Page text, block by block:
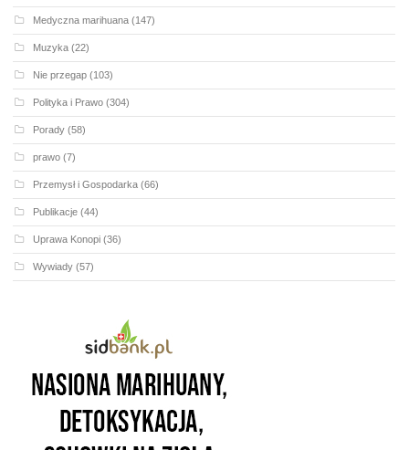
Medyczna marihuana (147)
Muzyka (22)
Nie przegap (103)
Polityka i Prawo (304)
Porady (58)
prawo (7)
Przemysł i Gospodarka (66)
Publikacje (44)
Uprawa Konopi (36)
Wywiady (57)